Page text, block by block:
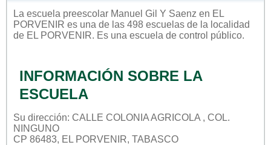
La escuela preescolar Manuel Gil Y Saenz en EL
PORVENIR es una de las 498 escuelas de la localidad
de EL PORVENIR. Es una escuela de control público.
INFORMACIÓN SOBRE LA
ESCUELA
Su dirección: CALLE COLONIA AGRICOLA , COL.
NINGUNO
CP 86483, EL PORVENIR, TABASCO